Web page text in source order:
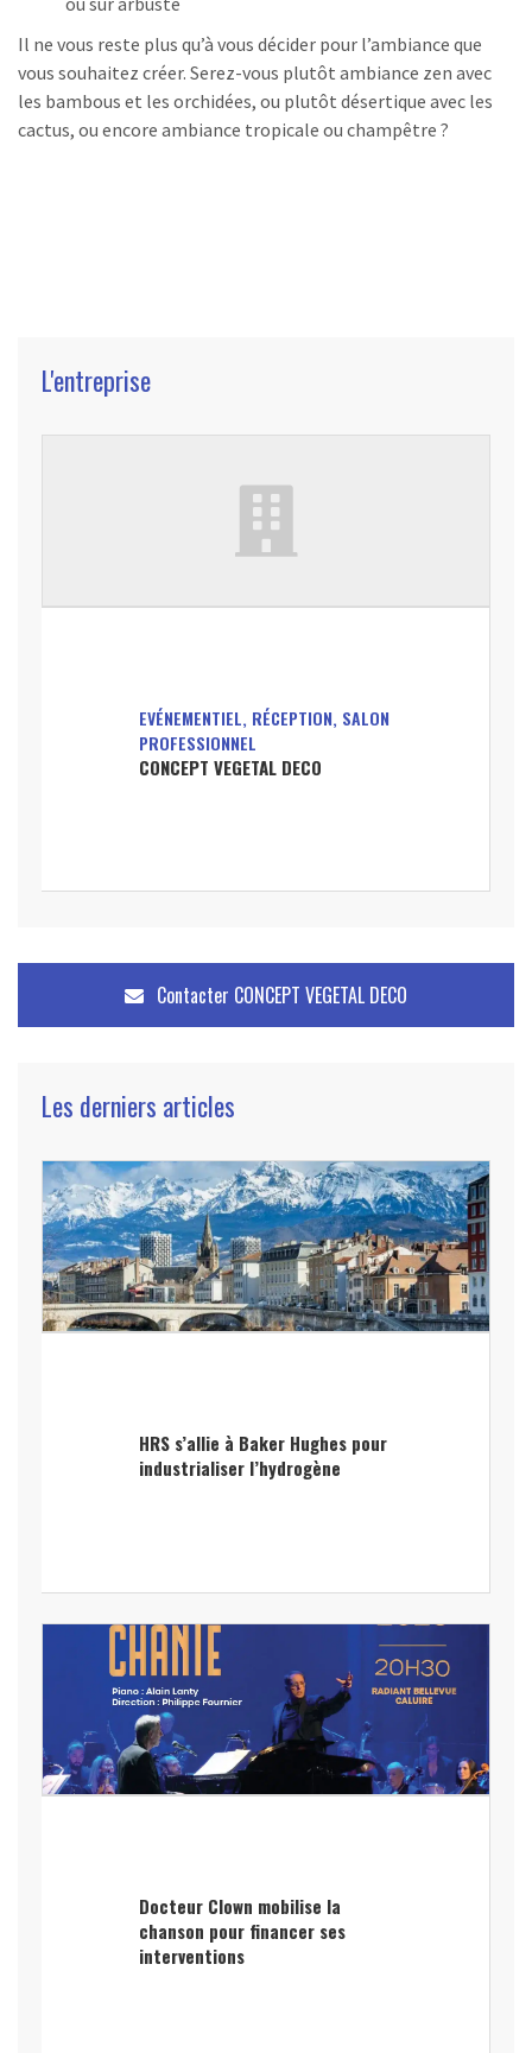
Il ne vous reste plus qu’à vous décider pour l’ambiance que
vous souhaitez créer. Serez-vous plutôt ambiance zen avec
les bambous et les orchidées, ou plutôt désertique avec les
cactus, ou encore ambiance tropicale ou champêtre ?
L'entreprise
EVÉNEMENTIEL, RÉCEPTION, SALON
PROFESSIONNEL
CONCEPT VEGETAL DECO
Contacter CONCEPT VEGETAL DECO
Les derniers articles
HRS s’allie à Baker Hughes pour
industrialiser l’hydrogène
Docteur Clown mobilise la
chanson pour financer ses
interventions